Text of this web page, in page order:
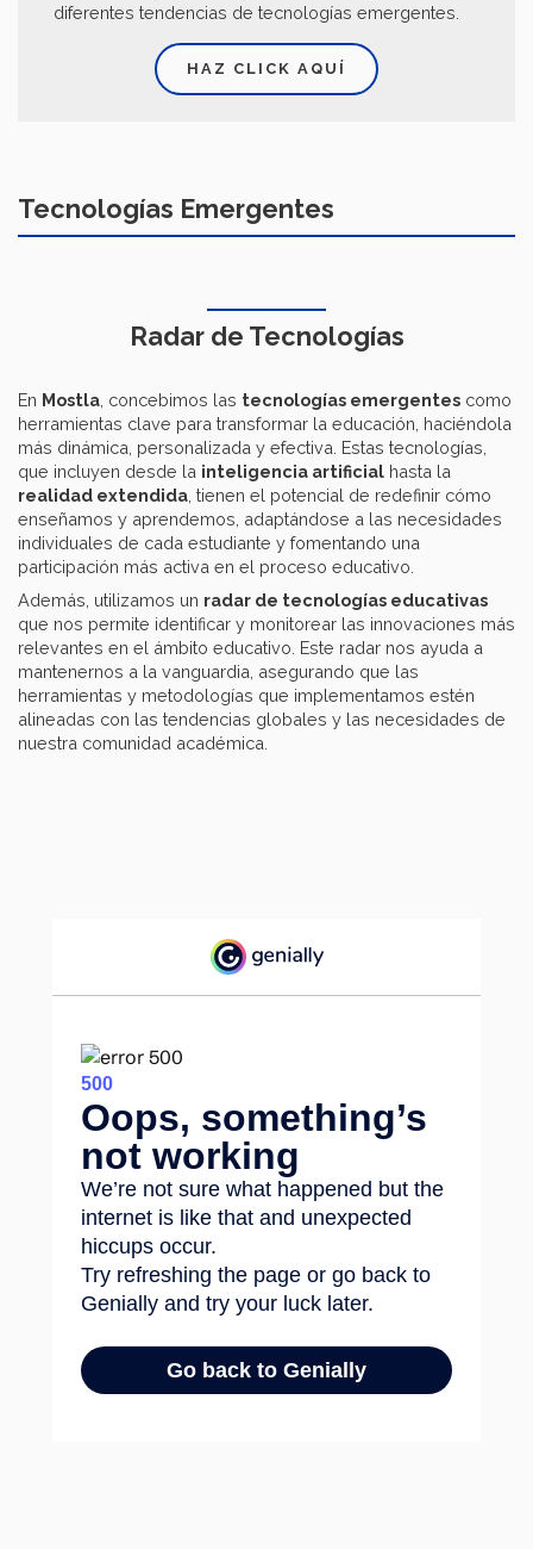
diferentes tendencias de tecnologías emergentes.
HAZ CLICK AQUÍ
Tecnologías Emergentes
Radar de Tecnologías
En Mostla , concebimos las tecnologías emergentes como
herramientas clave para transformar la educación, haciéndola
más dinámica, personalizada y efectiva. Estas tecnologías,
que incluyen desde la inteligencia artificial hasta la
realidad extendida , tienen el potencial de redefinir cómo
enseñamos y aprendemos, adaptándose a las necesidades
individuales de cada estudiante y fomentando una
participación más activa en el proceso educativo.​
Además, utilizamos un radar de tecnologías educativas
que nos permite identificar y monitorear las innovaciones más
relevantes en el ámbito educativo. Este radar nos ayuda a
mantenernos a la vanguardia, asegurando que las
herramientas y metodologías que implementamos estén
alineadas con las tendencias globales y las necesidades de
nuestra comunidad académica.​